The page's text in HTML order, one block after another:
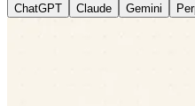
ChatGPT Claude Gemini